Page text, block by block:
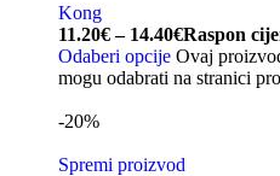
Kong
11.20€ – 14.40€Raspon
Odaberi opcije Ovaj
mogu odabrati na stranici
-20%
Spremi proizvod